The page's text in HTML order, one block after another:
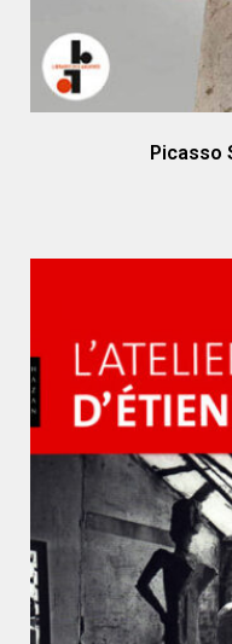
Picasso